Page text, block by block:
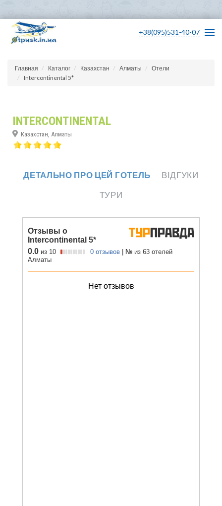
+38(095)531-40-07
Главная Каталог Казахстан Алматы
Отели
Intercontinental 5*
INTERCONTINENTAL
Казахстан, Алматы
ДЕТАЛЬНО ПРО ЦЕЙ ГОТЕЛЬ
ВІДГУКИ
ТУРИ